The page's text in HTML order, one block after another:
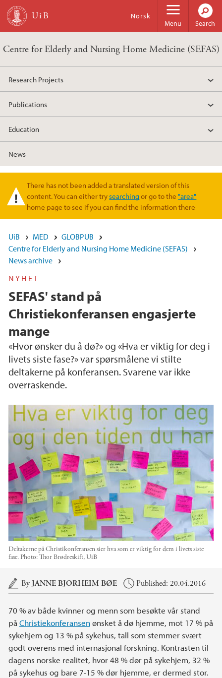
Skip to main content
Menu
Norsk
Search
Centre for Elderly and Nursing Home Medicine (SEFAS)
Research Projects
Publications
Education
News
Warning message
There has not been added a translated version of this
content. You can either try searchingor go to the"area"
home page to see if you can find the information there
UiB MED
GLOBPUB
Centre for Elderly and Nursing Home Medicine (SEFAS)
News archive
NYHET
SEFAS' stand på
Christiekonferansen engasjerte
mange
«Hvor ønsker du å dø?» og «Hva er viktig for deg i
livets siste fase?» var spørsmålene vi stilte
deltakerne på konferansen. Svarene var ikke
overraskende.
Deltakerne på Christikonferansen sier hva som er viktig for dem i livets siste
fase. Photo:Thor Brødreskift, UiB
Main content
By JANNE BJORHEIM BØE Published: 20.04.2016
70 % av både kvinner og menn som besøkte vår stand
på Christiekonferansenønsket å dø hjemme, mot 17 % på
sykehjem og 13 % på sykehus, tall som stemmer svært
godt overens med internasjonal forskning. Kontrasten til
dagens norske realitet, hvor 48 % dør på sykehjem, 32 %
på sykehus og bare 7-15 % dør hjemme, er dermed stor.